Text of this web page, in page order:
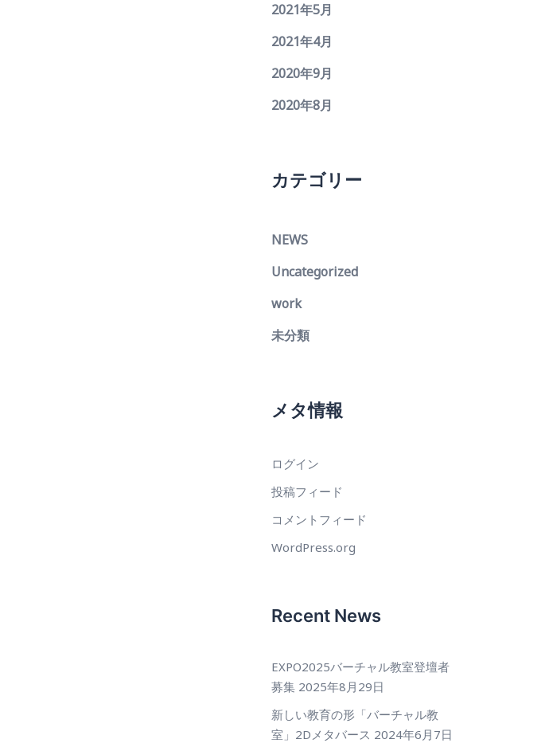
2021年5月
2021年4月
2020年9月
2020年8月
カテゴリー
NEWS
Uncategorized
work
未分類
メタ情報
ログイン
投稿フィード
コメントフィード
WordPress.org
Recent News
EXPO2025バーチャル教室登壇者
募集 2025年8月29日
新しい教育の形「バーチャル教
室」2Dメタバース 2024年6月7日